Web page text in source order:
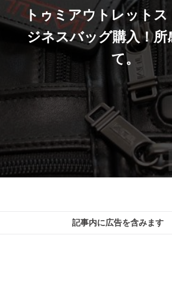
トゥミアウトレット
ジネスバッグ購入！所
て。
記事内に広告を含みます